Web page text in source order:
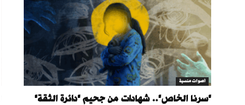
أصوات منسية
"سرنا الخاص".. شهادات من جحيم "دائرة الثقة"